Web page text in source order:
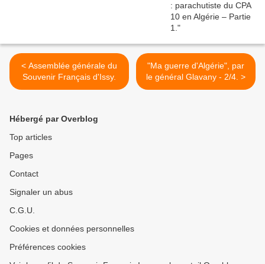
< Assemblée générale du
Souvenir Français d'Issy.
"Ma guerre d'Algérie", par
le général Glavany - 2/4. >
Hébergé par Overblog
Top articles
Pages
Contact
Signaler un abus
C.G.U.
Cookies et données personnelles
Préférences cookies